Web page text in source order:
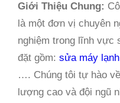
Giới Thiệu Chung:
là một đơn vị chuyên
nghiệm trong lĩnh vực
đặt gồm: sửa máy lạnh
…. Chúng tôi tự hào
lượng cao và đội ngũ